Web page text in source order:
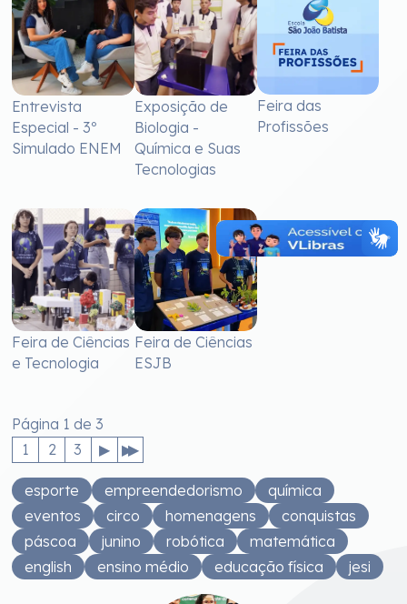
Entrevista
Especial - 3º
Simulado ENEM
Exposição de
Biologia -
Química e Suas
Tecnologias
Feira das
Profissões
Feira de Ciências
e Tecnologia
Feira de Ciências
ESJB
Página 1 de 3
1
2 3
esporte empreendedorismo
química
eventos
circo homenagens
conquistas
páscoa
junino robótica
matemática
english
ensino médio educação física jesi